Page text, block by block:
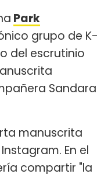
Park
grupo de K-
del escrutinio
Sandara
manuscrita
En el
compartir "la